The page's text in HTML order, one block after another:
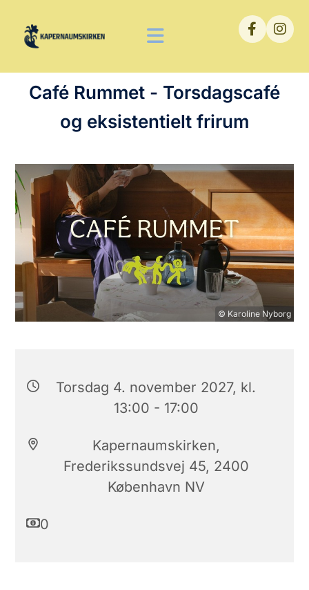
Café Rummet - Torsdagscafé
og eksistentielt frirum
© Karoline Nyborg
Torsdag 4. november 2027, kl.
13:00 - 17:00
Kapernaumskirken,
Frederikssundsvej 45, 2400
København NV
0